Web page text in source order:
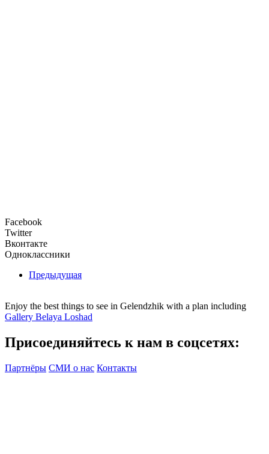
Facebook
Twitter
Вконтакте
Одноклассники
Предыдущая
Enjoy the best things to see in Gelendzhik with a plan including
Gallery Belaya Loshad
Присоединяйтесь к нам в соцсетях:
Партнёры СМИ о нас Контакты